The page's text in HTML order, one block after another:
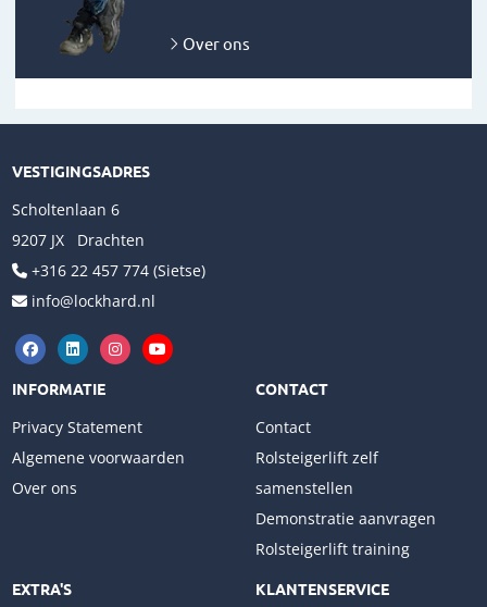
Over ons
VESTIGINGSADRES
Scholtenlaan 6
9207 JX Drachten
+316 22 457 774 (Sietse)
info@lockhard.nl
INFORMATIE
Privacy Statement
Algemene voorwaarden
Over ons
CONTACT
Contact
Rolsteigerlift zelf
samenstellen
Demonstratie aanvragen
Rolsteigerlift training
EXTRA'S KLANTENSERVICE